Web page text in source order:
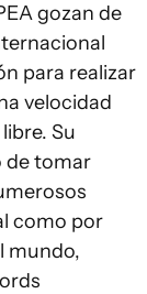
gozan de
para realizar
velocidad
Su
de tomar
como por
mundo,